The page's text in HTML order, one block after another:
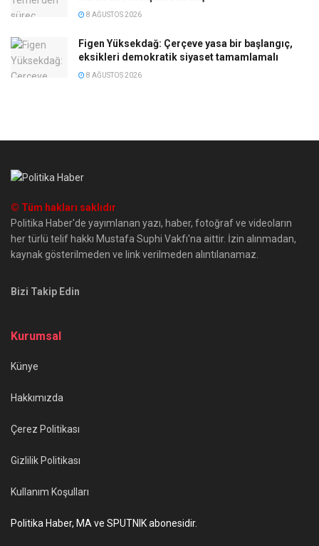
8 AĞUSTOS 2026
Figen Yüksekdağ: Çerçeve yasa bir başlangıç,
eksikleri demokratik siyaset tamamlamalı
8 AĞUSTOS 2026
© Tüm hakları saklıdır
Politika Haber'de yayımlanan yazı, haber, fotoğraf ve videoların
her türlü telif hakkı Mustafa Suphi Vakfı'na aittir. İzin alınmadan,
kaynak gösterilmeden ve link verilmeden alıntılanamaz.
Bizi Takip Edin
Kurumsal
Künye
Hakkımızda
Çerez Politikası
Gizlilik Politikası
Kullanım Koşulları
Politika Haber, MA ve SPUTNIK abonesidir.